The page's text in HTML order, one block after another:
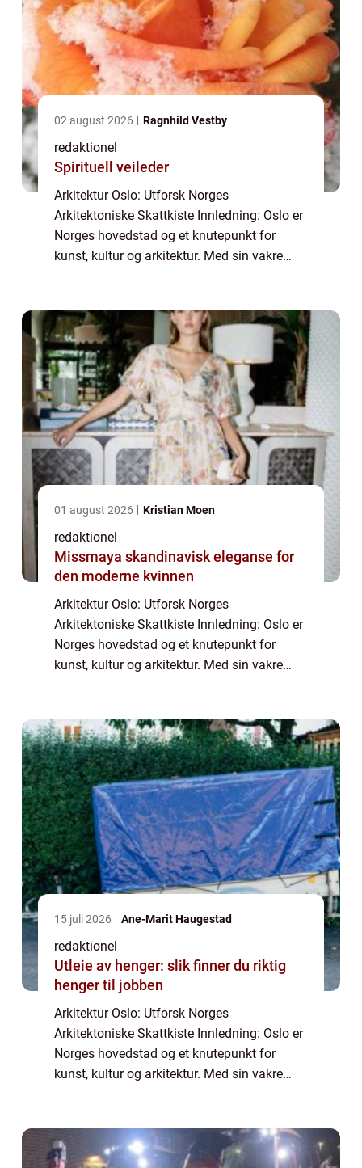
02 august 2026 Ragnhild Vestby
redaktionel
Spirituell veileder
Arkitektur Oslo: Utforsk Norges
Arkitektoniske Skattkiste Innledning: Oslo er
Norges hovedstad og et knutepunkt for
kunst, kultur og arkitektur. Med sin vakre
01 august 2026 Kristian Moen
redaktionel
Missmaya skandinavisk eleganse for
den moderne kvinnen
Arkitektur Oslo: Utforsk Norges
Arkitektoniske Skattkiste Innledning: Oslo er
Norges hovedstad og et knutepunkt for
kunst, kultur og arkitektur. Med sin vakre
15 juli 2026 Ane-Marit Haugestad
redaktionel
Utleie av henger: slik finner du riktig
henger til jobben
Arkitektur Oslo: Utforsk Norges
Arkitektoniske Skattkiste Innledning: Oslo er
Norges hovedstad og et knutepunkt for
kunst, kultur og arkitektur. Med sin vakre